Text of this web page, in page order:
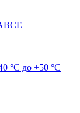
°С до +50 °С